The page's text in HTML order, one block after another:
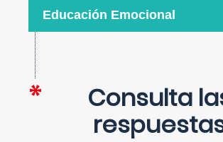
Educación Emocional
Consulta